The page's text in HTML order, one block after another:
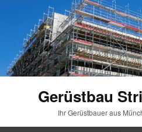
Gerüstbau
Ihr Gerüstbauer aus